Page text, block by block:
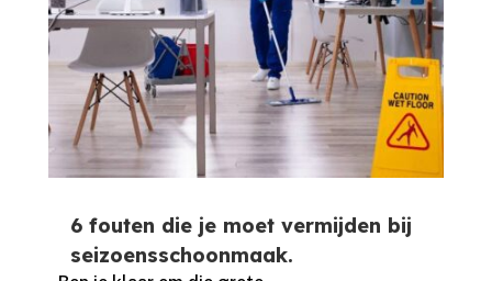
6 fouten die je moet vermijden bij
seizoensschoonmaak.